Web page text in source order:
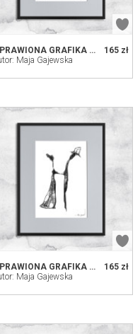
165 zł
OPRAWIONA GRAFIKA - PARA (86)
Maja Gajewska
165 zł
OPRAWIONA GRAFIKA - MŁODA PARA (44)
Maja Gajewska